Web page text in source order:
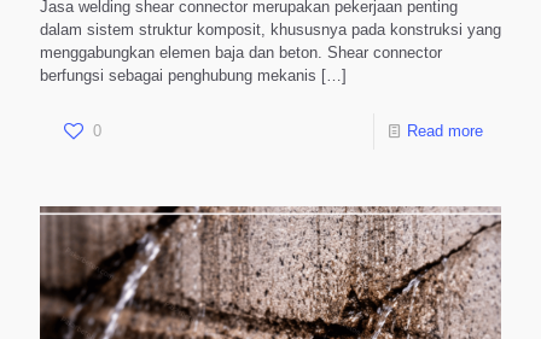
Jasa welding shear connector merupakan pekerjaan penting
dalam sistem struktur komposit, khususnya pada konstruksi yang
menggabungkan elemen baja dan beton. Shear connector
berfungsi sebagai penghubung mekanis […]
0 Read more